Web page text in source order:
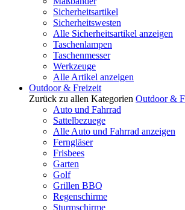
Sicherheitsartikel
Sicherheitswesten
Alle Sicherheitsartikel anzeigen
Taschenlampen
Taschenmesser
Werkzeuge
Alle Artikel anzeigen
Outdoor & Freizeit
Zurück zu allen Kategorien Outdoor &
Auto und Fahrrad
Sattelbezuege
Alle Auto und Fahrrad anzeigen
Ferngläser
Frisbees
Garten
Golf
Grillen BBQ
Regenschirme
Sturmschirme